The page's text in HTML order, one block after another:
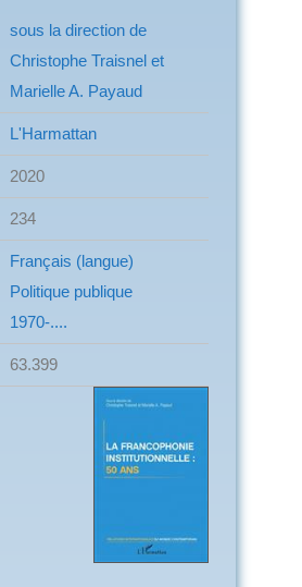
sous la direction de
Christophe Traisnel et
Marielle A. Payaud
L'Harmattan
2020
234
Français (langue)
Politique publique
1970-....
63.399